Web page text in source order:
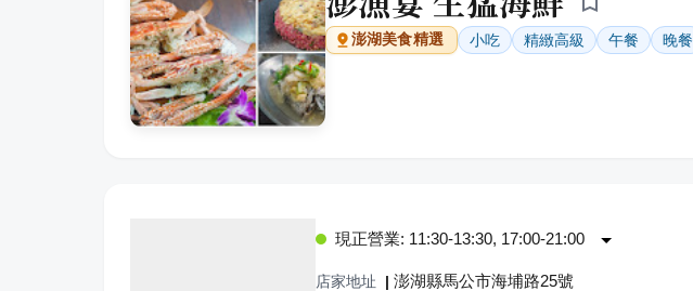
澎湖美食精選 小吃 精緻高級 午餐 晚餐
現正營業: 11:30-13:30, 17:00-21:00
店家地址 | 澎湖縣馬公市海埔路25號